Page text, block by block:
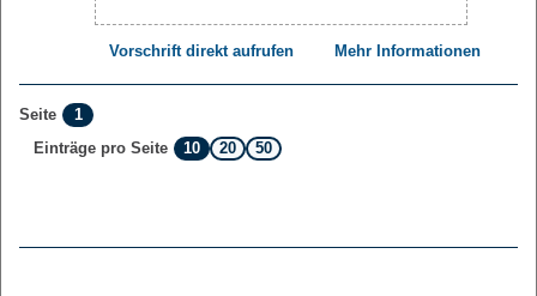
Vorschrift direkt aufrufen Mehr Informationen
Seite
1
Einträge pro Seite
10 20 50